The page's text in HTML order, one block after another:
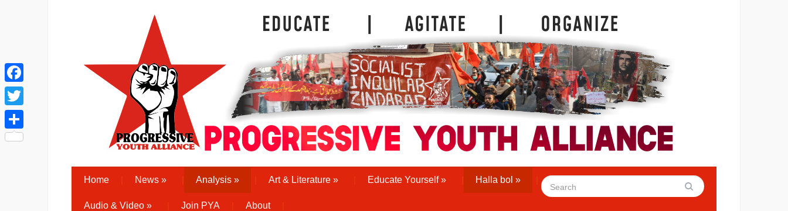
Home News » Analysis » Art & Literature » Educate Yourself» Halla bol »
Audio & Video » Join PYA About
Facebook
Twitter
Share